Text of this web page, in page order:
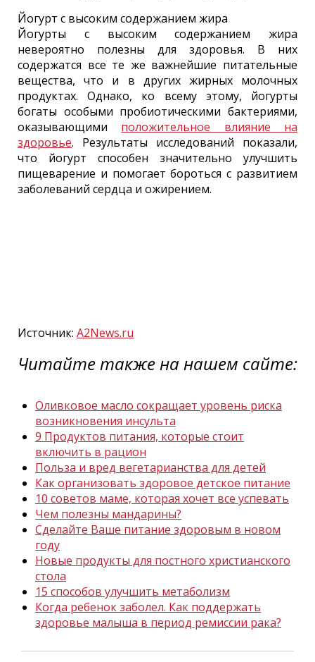
Йогурт с высоким содержанием жира
Йогурты с высоким содержанием жира
невероятно полезны для здоровья. В них
содержатся все те же важнейшие питательные
вещества, что и в других жирных молочных
продуктах. Однако, ко всему этому, йогурты
богаты особыми пробиотическими бактериями,
оказывающими положительное влияние на
здоровье. Результаты исследований показали,
что йогурт способен значительно улучшить
пищеварение и помогает бороться с развитием
заболеваний сердца и ожирением.
Источник: A2News.ru
Читайте также на нашем сайте:
Оливковое масло сокращает уровень риска
возникновения инсульта
9 Продуктов питания, которые стоит
включить в рацион
Польза и вред вегетарианства для детей
Как организовать здоровое детское питание
10 советов маме, которая хочет все успевать
Чем полезны мандарины?
Сделайте Ваше питание здоровым в новом
году
Новые продукты для постного христианского
стола
15 способов улучшить метаболизм
Когда ребенок заболел. Как поддержать
здоровье малыша в период ремиссии рака?